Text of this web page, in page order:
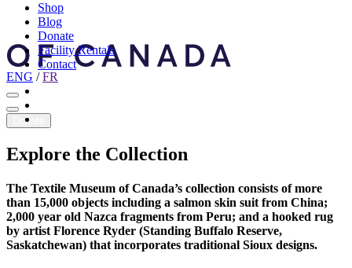
Shop
Blog
Donate
Facility Rentals
Contact
Youtube
ENG /FR
Donate
Explore the Collection
The Textile Museum of Canada’s collection consists of more
than 15,000 objects including a salmon skin suit from China;
2,000 year old Nazca fragments from Peru; and a hooked rug
by artist Florence Ryder (Standing Buffalo Reserve,
Saskatchewan) that incorporates traditional Sioux designs.